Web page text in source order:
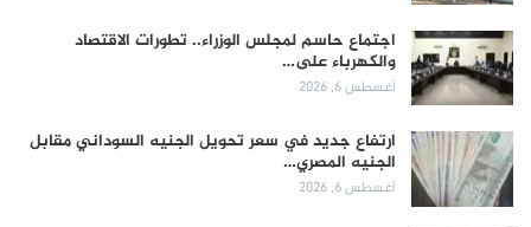
اجتماع حاسم لمجلس الوزراء.. تطورات الاقتصاد
والكهرباء على…
أغسطس 6, 2026
ارتفاع جديد في سعر تحويل الجنيه السوداني مقابل
الجنيه المصري…
أغسطس 6, 2026